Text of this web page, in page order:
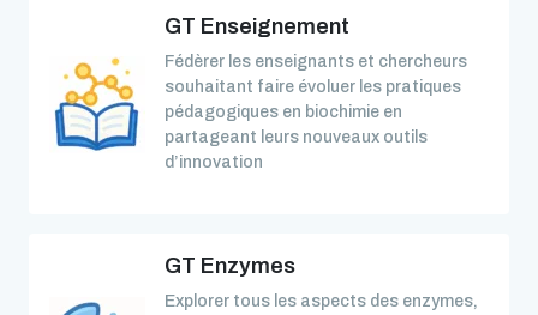
GT Enseignement
Fédèrer les enseignants et chercheurs
souhaitant faire évoluer les pratiques
pédagogiques en biochimie en
partageant leurs nouveaux outils
d’innovation
GT Enzymes
Explorer tous les aspects des enzymes,